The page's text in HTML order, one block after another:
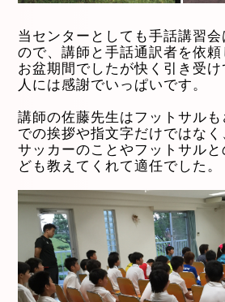
当センターとしても手話講習
ので、講師と手話通訳者を依頼
お盆期間でしたが快く引き受
人には感謝でいっぱいです。
講師の佐藤先生はフットサル
での挨拶や指文字だけではな
サッカーのことやフットサル
ども教えてくれて適任でした。